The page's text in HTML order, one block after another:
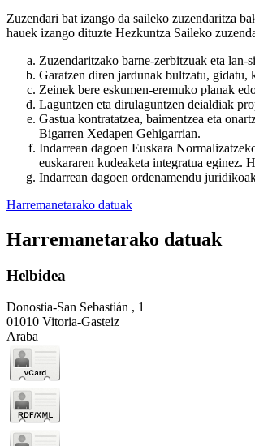
Zuzendari bat izango da saileko zuzendaritza
hauek izango dituzte Hezkuntza Saileko
Zuzendaritzako barne-zerbitzuak eta lan-
Garatzen diren jardunak bultzatu, gidatu,
Zeinek bere eskumen-eremuko planak
Laguntzen eta dirulaguntzen deialdiak
Gastua kontratatzea, baimentzea eta
Bigarren Xedapen Gehigarrian.
Indarrean dagoen Euskara
euskararen kudeaketa integratua eginez.
Indarrean dagoen ordenamendu
Harremanetarako datuak
Harremanetarako datuak
Helbidea
Donostia-San Sebastián , 1
01010 Vitoria-Gasteiz
Araba